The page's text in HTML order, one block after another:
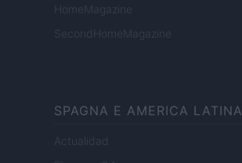
HomeMagazine
SecondHomeMagazine
SPAGNA E AMERICA LATINA
Actualidad